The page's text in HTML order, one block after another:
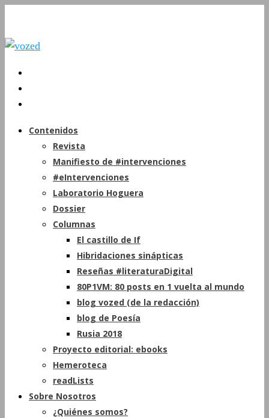
Contenidos
Revista
Manifiesto de #intervenciones
#eIntervenciones
Laboratorio Hoguera
Dossier
Columnas
El castillo de If
Hibridaciones sinápticas
Reseñas #literaturaDigital
80P1VM: 80 posts en 1 vuelta al mundo
blog vozed (de la redacción)
blog de Poesía
Rusia 2018
Proyecto editorial: ebooks
Hemeroteca
readLists
Sobre Nosotros
¿Quiénes somos?